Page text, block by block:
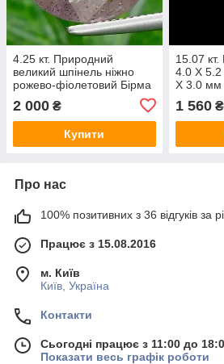
4.25 кт. Природний
великий шпінель ніжно
рожево-фіолетовий Бірма
2 000 ₴
Купити
15.07
4.0 X
X 3.0
1 560₴
Про нас
100% позитивних з 36 відгуків за
Працює з 15.08.2016
м. Київ
Київ, Україна
Контакти
Сьогодні працює з 11:00 до
Показати весь графік роботи